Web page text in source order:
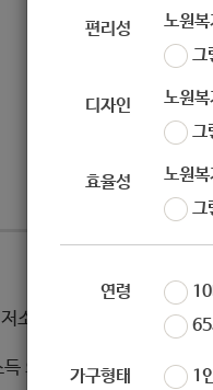
복지관
편리성
노원
그
디자인
노원
그
효율성
노원
그
연령 10
65
가구형태 1
소득 지원]
득 의료지원]